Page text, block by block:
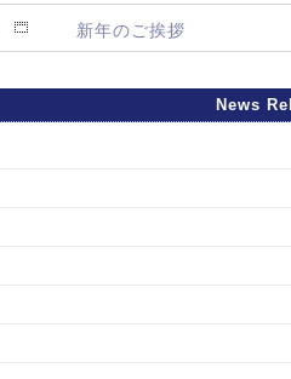
新年のご挨拶
News